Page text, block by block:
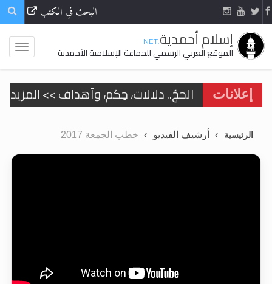
البحث في الكتب
إسلام أحمدية.NET
الموقع العربي الرسمي للجماعة الإسلامية الأحمدية
إعلانات
الحجّ.. دلالات، حِكم، وأهداف >> المزيد
اقرأ هذا المقال في أهمية عيد
الرئيسية أرشيف الفيديو خطب الجمعة 2017